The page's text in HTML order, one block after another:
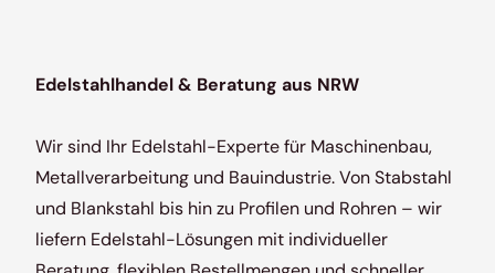
Edelstahlhandel & Beratung aus NRW
Wir sind Ihr Edelstahl-Experte für Maschinenbau,
Metallverarbeitung und Bauindustrie. Von Stabstahl
und Blankstahl bis hin zu Profilen und Rohren – wir
liefern Edelstahl-Lösungen mit individueller